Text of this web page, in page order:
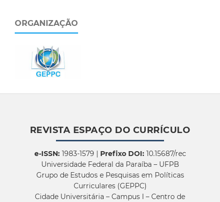
ORGANIZAÇÃO
REVISTA ESPAÇO DO CURRÍCULO
e-ISSN:1983-1579 | Prefixo DOI:10.15687/rec
Universidade Federal da Paraíba – UFPB
Grupo de Estudos e Pesquisas em Políticas
Curriculares (GEPPC)
Cidade Universitária – Campus I – Centro de